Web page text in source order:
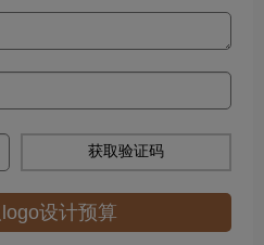
获取验证码
设计预算